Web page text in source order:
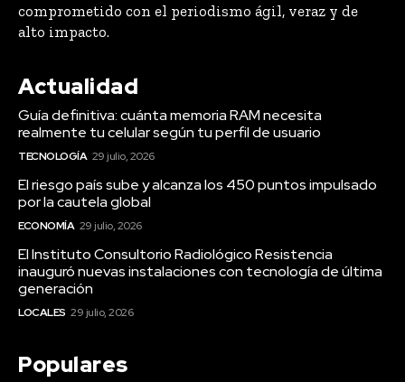
comprometido con el periodismo ágil, veraz y de
alto impacto.
Actualidad
Guía definitiva: cuánta memoria RAM necesita
realmente tu celular según tu perfil de usuario
TECNOLOGÍA 29 julio, 2026
El riesgo país sube y alcanza los 450 puntos impulsado
por la cautela global
ECONOMÍA 29 julio, 2026
El Instituto Consultorio Radiológico Resistencia
inauguró nuevas instalaciones con tecnología de última
generación
LOCALES 29 julio, 2026
Populares